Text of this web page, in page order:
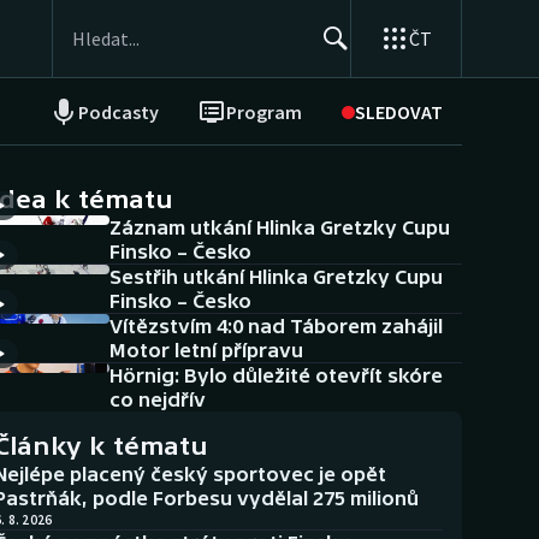
ČT
Podcasty Program SLEDOVAT
NEPŘEHLÉDNĚTE
Historické návraty
Aplikace ČT sport
AZ kvíz
k tématu
Záznam utkání Hlinka Gretzky Cupu
Finsko – Česko
Sestřih utkání Hlinka Gretzky Cupu
Finsko – Česko
Vítězstvím 4:0 nad Táborem zahájil
Motor letní přípravu
Hörnig: Bylo důležité otevřít skóre
co nejdřív
k tématu
placený český sportovec je opět
podle Forbesu vydělal 275 milionů
8. 2026